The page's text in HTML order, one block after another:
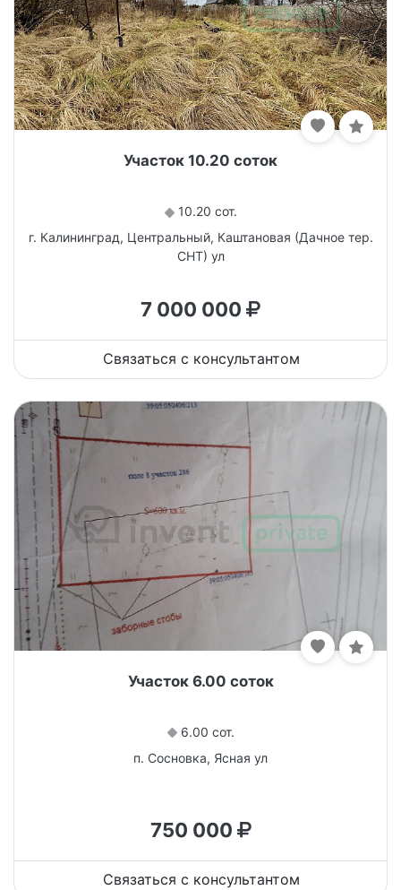
Участок 10.20 соток
10.20 сот.
г. Калининград, Центральный, Каштановая (Дачное тер.
СНТ) ул
7 000 000
Связаться с консультантом
Участок 6.00 соток
6.00 сот.
п. Сосновка, Ясная ул
750 000
Связаться с консультантом